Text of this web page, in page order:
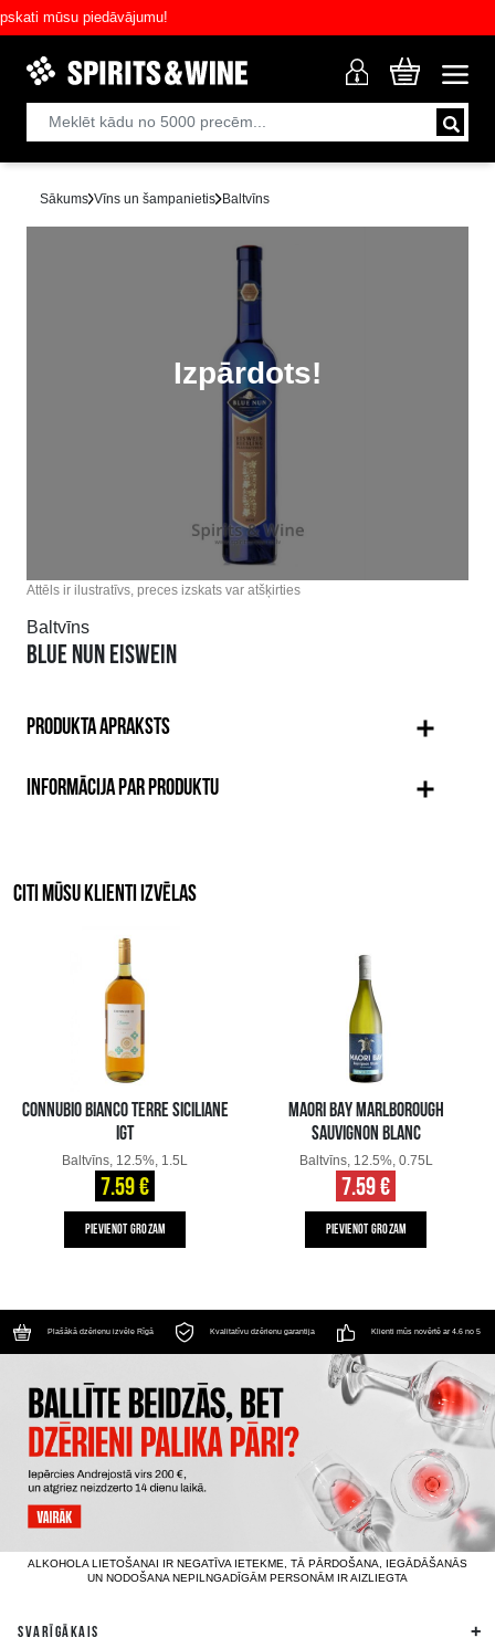
mūsu piedāvājumu!
Sākums Vīns un šampanietis Baltvīns
Izpārdots!
Attēls ir ilustratīvs, preces izskats var atšķirties
Baltvīns
BLUE NUN EISWEIN
PRODUKTA APRAKSTS
INFORMĀCIJA PAR PRODUKTU
CITI MŪSU KLIENTI IZVĒLAS
CONNUBIO BIANCO TERRE SICILIANE
IGT
Baltvīns, 12.5%, 1.5L
7.59 €
PIEVIENOT GROZAM
MAORI BAY MARLBOROUGH
SAUVIGNON BLANC
Baltvīns, 12.5%, 0.75L
7.59 €
PIEVIENOT GROZAM
Plašākā dzērienu izvēle Rīgā Kvalitatīvu dzērienu garantija Klienti mūs novērtē ar 4.6 no 5
ALKOHOLA LIETOŠANAI IR NEGATĪVA IETEKME, TĀ PĀRDOŠANA, IEGĀDĀŠANĀS
UN NODOŠANA NEPILNGADĪGĀM PERSONĀM IR AIZLIEGTA
SVARĪGĀKAIS